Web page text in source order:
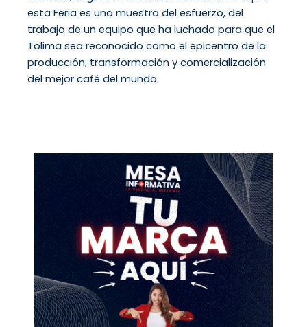
esta Feria es una muestra del esfuerzo, del
trabajo de un equipo que ha luchado para que el
Tolima sea reconocido como el epicentro de la
producción, transformación y comercialización
del mejor café del mundo.